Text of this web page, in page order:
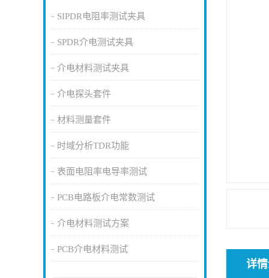
SIPDR电阻率测试夹具
SPDR介电测试夹具
介电材料测试夹具
介电探头套件
材料测量套件
时域分析TDR功能
表面电阻率电导率测试
PCB电路板介电常数测试
介电材料测试方案
PCB介电材料测试
详